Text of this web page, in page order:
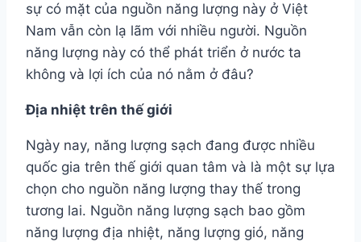
sự có mặt của nguồn năng lượng này ở Việt
Nam vẫn còn lạ lãm với nhiều người. Nguồn
năng lượng này có thể phát triển ở nước ta
không và lợi ích của nó nằm ở đâu?
Địa nhiệt trên thế giới
Ngày nay, năng lượng sạch đang được nhiều
quốc gia trên thế giới quan tâm và là một sự lựa
chọn cho nguồn năng lượng thay thế trong
tương lai. Nguồn năng lượng sạch bao gồm
năng lượng địa nhiệt, năng lượng gió, năng